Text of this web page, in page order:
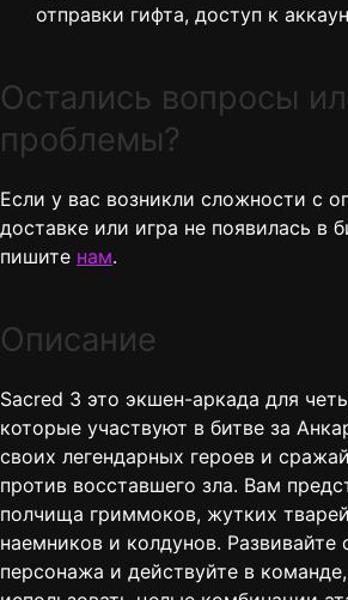
отправки гифта, доступ к
Остались вопросы
проблемы?
Если у вас возникли сложности с
доставке или игра не появилась в
пишите нам.
Описание
Sacred 3 это экшен-аркада для
которые участвуют в битве за
своих легендарных героев и
против восставшего зла. Вам
полчища гриммоков, жутких
наемников и колдунов. Развивайте
персонажа и действуйте в